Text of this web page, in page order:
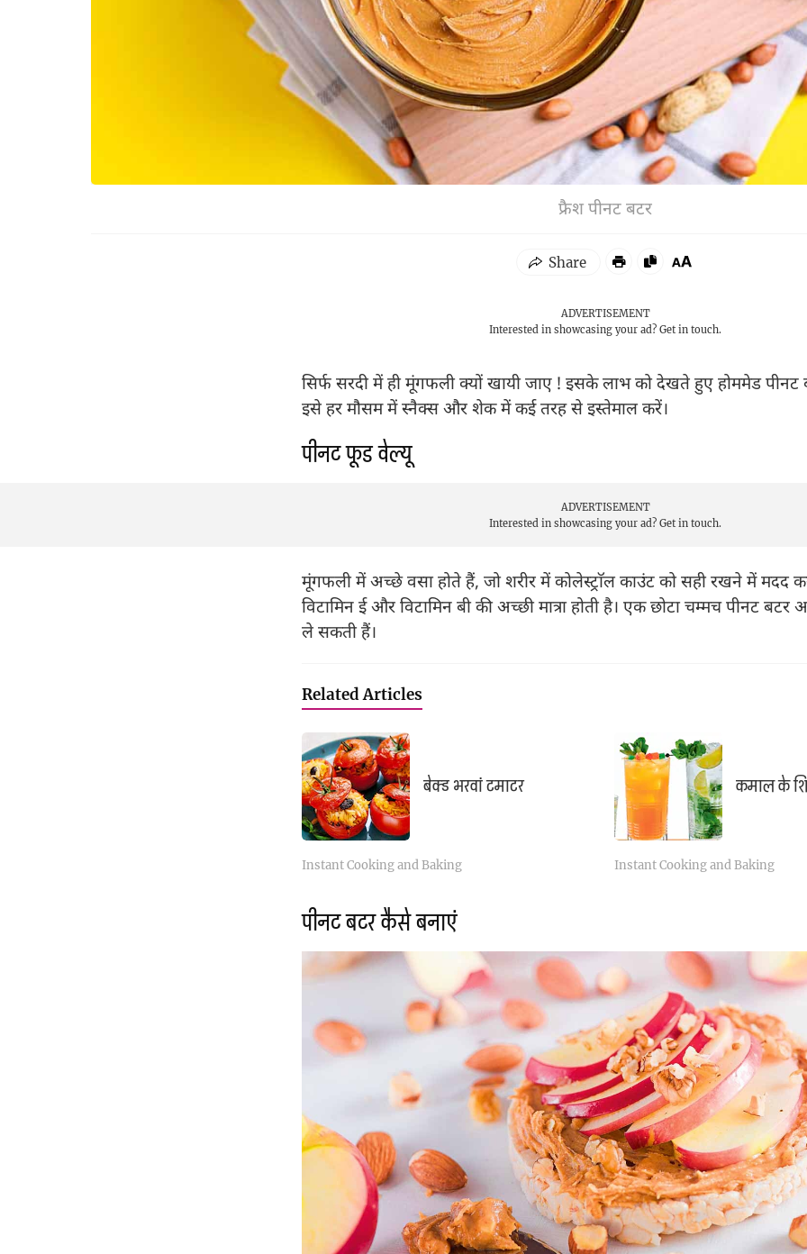
फ्रैश पीनट बटर
ADVERTISEMENT
Interested in showcasing your ad? Get in touch.
सिर्फ सरदी में ही मूंगफली क्यों खायी जाए ! इसके लाभ को देखते हुए होममेड
इसे हर मौसम में स्नैक्स और शेक में कई तरह से इस्तेमाल करें।
पीनट फूड वेल्यू
ADVERTISEMENT
Interested in showcasing your ad? Get in touch.
मूंगफली में अच्छे वसा होते हैं, जो शरीर में कोलेस्ट्राॅल काउंट को सही रखने में मदद
विटामिन ई और विटामिन बी की अच्छी मात्रा होती है। एक छोटा चम्मच पीनट
ले सकती हैं।
Related Articles
बेक्ड भरवां टमाटर
Instant Cooking and Baking
कमाल के
Instant Cooking and Baking
पीनट बटर कैसे बनाएं